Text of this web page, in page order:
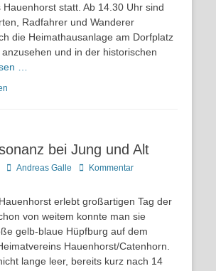
Hauenhorst statt. Ab 14.30 Uhr sind
Radfahrer und Wanderer
die Heimathausanlage am Dorfplatz
und in der historischen
…
bei Jung und Alt
AutorAndreas Galle
Kommentar
erlebt großartigen Tag der
von weitem konnte man sie
gelb-blaue Hüpfburg auf dem
Hauenhorst/Catenhorn.
lange leer, bereits kurz nach 14